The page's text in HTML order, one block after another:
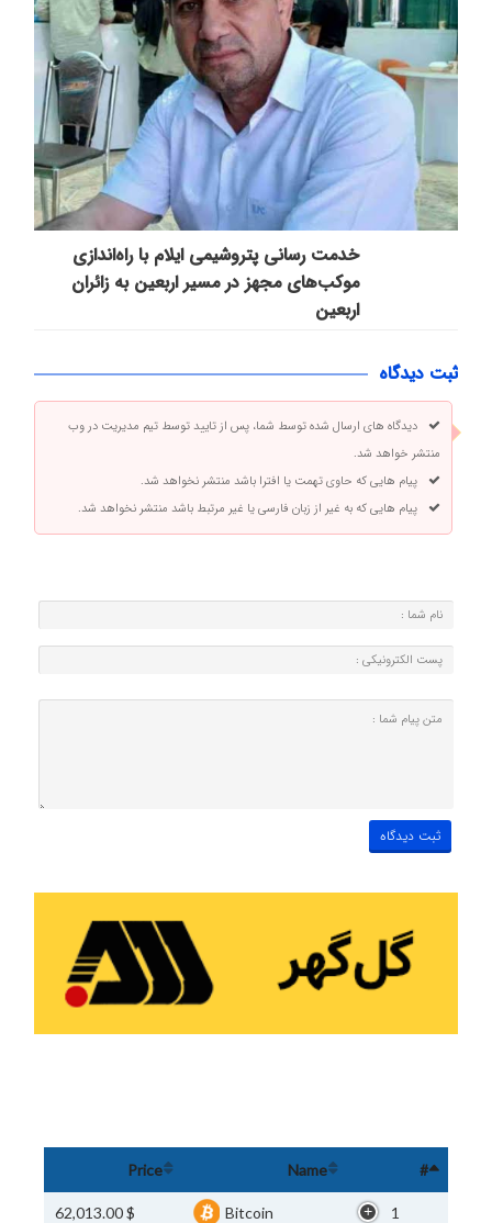
خدمت رسانی پتروشیمی ایلام با راه‌اندازی
موکب‌های مجهز در مسیر اربعین به زائران
اربعین
ثبت دیدگاه
دیدگاه های ارسال شده توسط شما، پس از تایید توسط تیم مدیریت در وب
منتشر خواهد شد.
پیام هایی که حاوی تهمت یا افترا باشد منتشر نخواهد شد.
پیام هایی که به غیر از زبان فارسی یا غیر مرتبط باشد منتشر نخواهد شد.
#
Name
Price
1
Bitcoin
$ 62,013.00